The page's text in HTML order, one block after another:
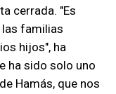
cerrada. "Es
familias
hijos", ha
ha sido solo uno
Hamás, que nos